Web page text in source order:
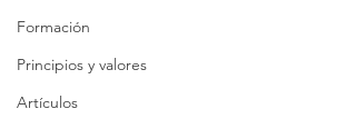
Formación
Principios y valores
Artículos